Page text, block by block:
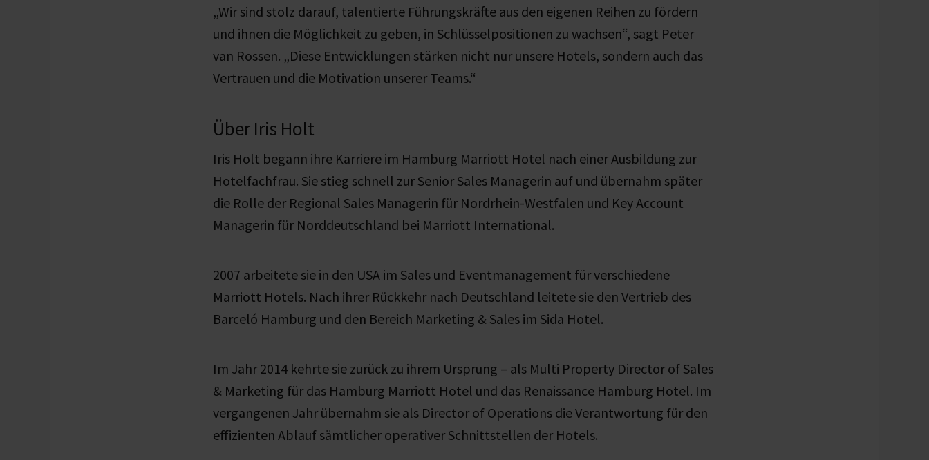
„Wir sind stolz darauf, talentierte Führungskräfte aus den eigenen Reihen zu fördern
und ihnen die Möglichkeit zu geben, in Schlüsselpositionen zu wachsen“, sagt Peter
van Rossen. „Diese Entwicklungen stärken nicht nur unsere Hotels, sondern auch das
Vertrauen und die Motivation unserer Teams.“
Über Iris Holt
Iris Holt begann ihre Karriere im Hamburg Marriott Hotel nach einer Ausbildung zur
Hotelfachfrau. Sie stieg schnell zur Senior Sales Managerin auf und übernahm später
die Rolle der Regional Sales Managerin für Nordrhein-Westfalen und Key Account
Managerin für Norddeutschland bei Marriott International.
2007 arbeitete sie in den USA im Sales und Eventmanagement für verschiedene
Marriott Hotels. Nach ihrer Rückkehr nach Deutschland leitete sie den Vertrieb des
Barceló Hamburg und den Bereich Marketing & Sales im Sida Hotel.
Im Jahr 2014 kehrte sie zurück zu ihrem Ursprung – als Multi Property Director of Sales
& Marketing für das Hamburg Marriott Hotel und das Renaissance Hamburg Hotel. Im
vergangenen Jahr übernahm sie als Director of Operations die Verantwortung für den
effizienten Ablauf sämtlicher operativer Schnittstellen der Hotels.